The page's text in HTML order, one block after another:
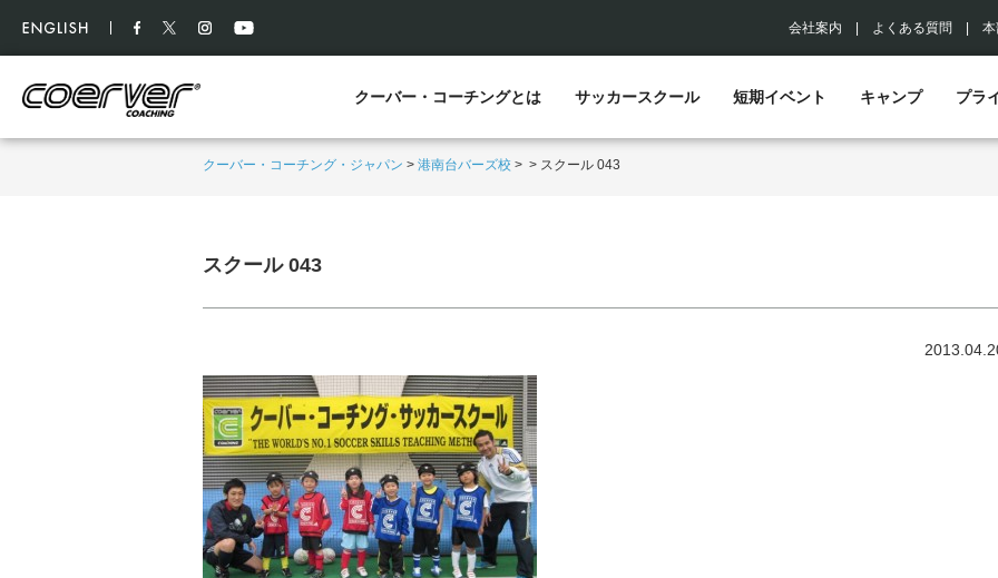
会社案内 よくある質問
クーバー・コーチングとは サッカースクール 短期イベント キャンプ プラ
クーバー・コーチング・ジャパン > 港南台バーズ校 > > スクール 043
スクール 043